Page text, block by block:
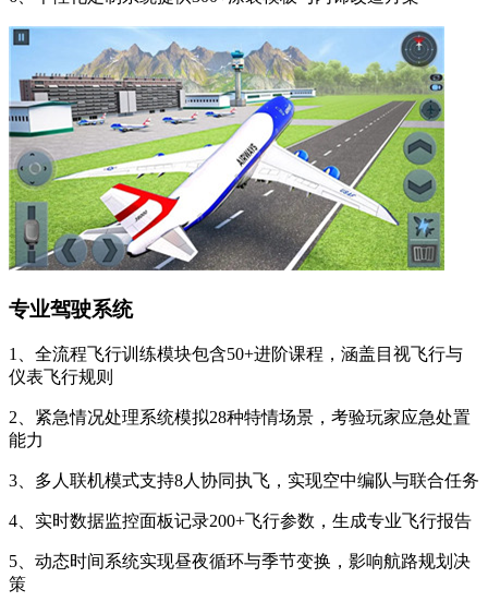
专业驾驶系统
1、全流程飞行训练模块包含50+进阶课程，涵盖目视飞行与
仪表飞行规则
2、紧急情况处理系统模拟28种特情场景，考验玩家应急处置
能力
3、多人联机模式支持8人协同执飞，实现空中编队与联合任务
4、实时数据监控面板记录200+飞行参数，生成专业飞行报告
5、动态时间系统实现昼夜循环与季节变换，影响航路规划决
策